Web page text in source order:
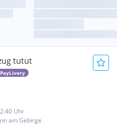
tutut
PayLivery
Uhr
am Gebirge